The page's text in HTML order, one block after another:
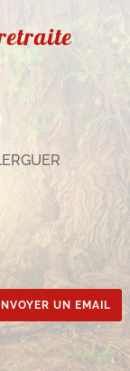
UN EMAIL